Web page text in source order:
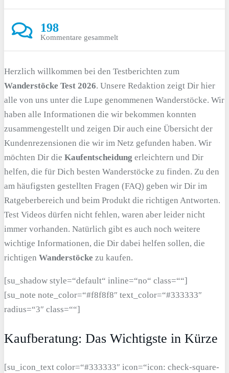
198
Kommentare gesammelt
Herzlich willkommen bei den Testberichten zum
Wanderstöcke Test 2026. Unsere Redaktion zeigt Dir hier
alle von uns unter die Lupe genommenen Wanderstöcke. Wir
haben alle Informationen die wir bekommen konnten
zusammengestellt und zeigen Dir auch eine Übersicht der
Kundenrezensionen die wir im Netz gefunden haben. Wir
möchten Dir die Kaufentscheidung erleichtern und Dir
helfen, die für Dich besten Wanderstöcke zu finden. Zu den
am häufigsten gestellten Fragen (FAQ) geben wir Dir im
Ratgeberbereich und beim Produkt die richtigen Antworten.
Test Videos dürfen nicht fehlen, waren aber leider nicht
immer vorhanden. Natürlich gibt es auch noch weitere
wichtige Informationen, die Dir dabei helfen sollen, die
richtigen Wanderstöcke zu kaufen.
[su_shadow style=“default“ inline=“no“ class=““]
[su_note note_color=“#f8f8f8″ text_color=“#333333″
radius=“3″ class=““]
Kaufberatung: Das Wichtigste in Kürze
[su_icon_text color=“#333333″ icon=“icon: check-square-